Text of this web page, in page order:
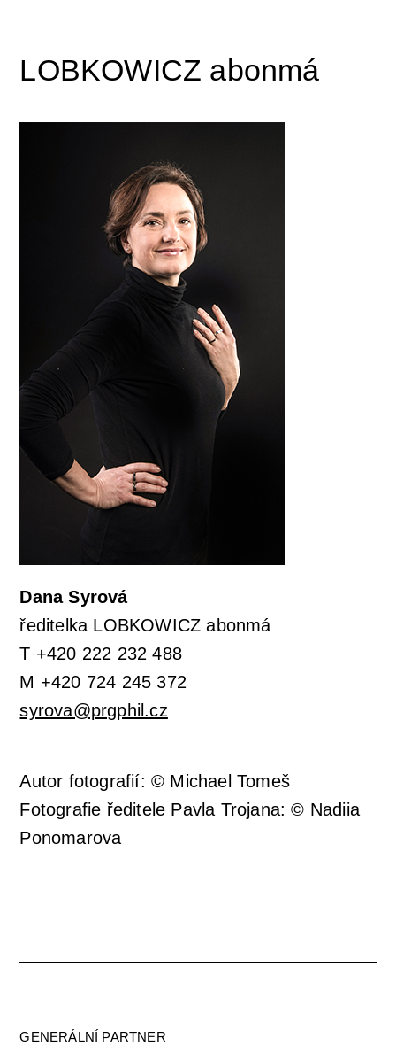
LOBKOWICZ abonmá
Dana Syrová
ředitelka LOBKOWICZ abonmá
T +420 222 232 488
M +420 724 245 372
syrova@prgphil.cz
Autor fotografií: © Michael Tomeš
Fotografie ředitele Pavla Trojana: © Nadiia
Ponomarova
GENERÁLNÍ PARTNER